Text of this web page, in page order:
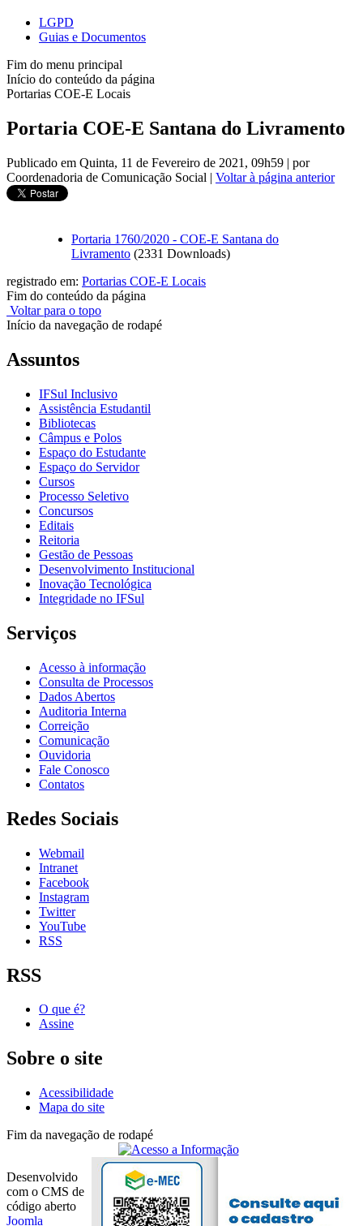
LGPD
Guias e Documentos
Fim do menu principal
Início do conteúdo da página
Portarias COE-E Locais
Portaria COE-E Santana do Livramento
Publicado em Quinta, 11 de Fevereiro de 2021, 09h59 | por
Coordenadoria de Comunicação Social | Voltar à página anterior
Portaria 1760/2020 - COE-E Santana do
Livramento (2331 Downloads)
registrado em: Portarias COE-E Locais
Fim do conteúdo da página
Voltar para o topo
Início da navegação de rodapé
Assuntos
IFSul Inclusivo
Assistência Estudantil
Bibliotecas
Câmpus e Polos
Espaço do Estudante
Espaço do Servidor
Cursos
Processo Seletivo
Concursos
Editais
Reitoria
Gestão de Pessoas
Desenvolvimento Institucional
Inovação Tecnológica
Integridade no IFSul
Serviços
Acesso à informação
Consulta de Processos
Dados Abertos
Auditoria Interna
Correição
Comunicação
Ouvidoria
Fale Conosco
Contatos
Redes Sociais
Webmail
Intranet
Facebook
Instagram
Twitter
YouTube
RSS
RSS
O que é?
Assine
Sobre o site
Acessibilidade
Mapa do site
Fim da navegação de rodapé
Desenvolvido
com o CMS de
código aberto
Joomla